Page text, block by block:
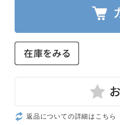
返品についての詳細はこちら